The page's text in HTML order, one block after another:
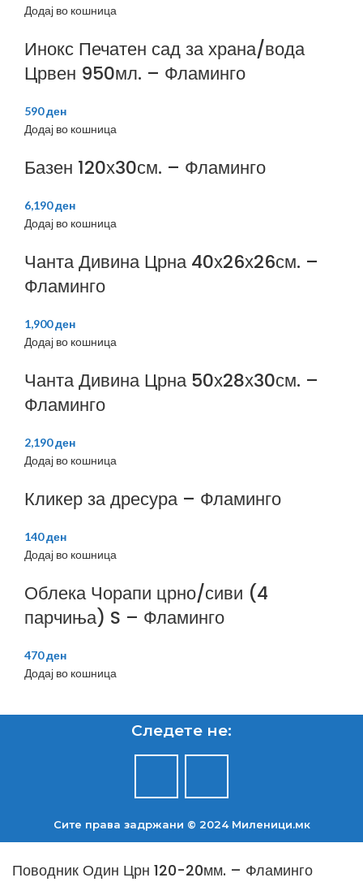
Додај во кошница
Инокс Печатен сад за храна/вода
Црвен 950мл. – Фламинго
590ден
Додај во кошница
Базен 120х30см. – Фламинго
6,190ден
Додај во кошница
Чанта Дивина Црна 40х26х26см. –
Фламинго
1,900ден
Додај во кошница
Чанта Дивина Црна 50х28х30см. –
Фламинго
2,190ден
Додај во кошница
Кликер за дресура – Фламинго
140ден
Додај во кошница
Облека Чорапи црно/сиви (4
парчиња) S – Фламинго
470ден
Додај во кошница
Следете не:
Сите права задржани © 2024 Mиленици.мк
Поводник Один Црн 120-20мм. – Фламинго